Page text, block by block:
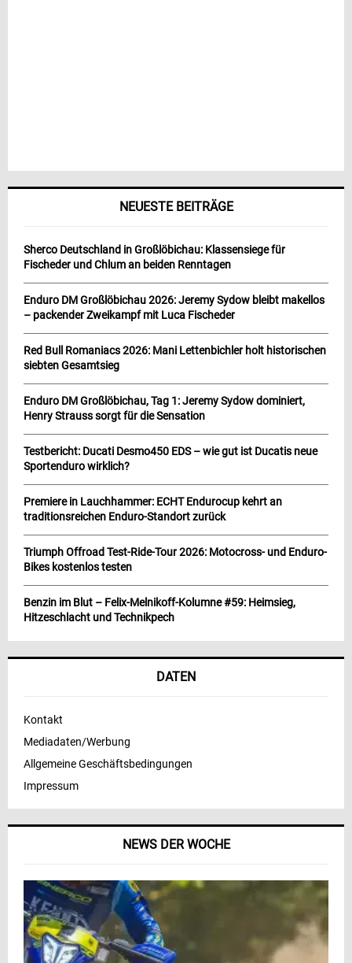
NEWS DER WOCHE
NEUESTE BEITRÄGE
Sherco Deutschland in Großlöbichau: Klassensiege für
Fischeder und Chlum an beiden Renntagen
Enduro DM Großlöbichau 2026: Jeremy Sydow bleibt makellos
– packender Zweikampf mit Luca Fischeder
Red Bull Romaniacs 2026: Mani Lettenbichler holt historischen
siebten Gesamtsieg
Enduro DM Großlöbichau, Tag 1: Jeremy Sydow dominiert,
Henry Strauss sorgt für die Sensation
Testbericht: Ducati Desmo450 EDS – wie gut ist Ducatis neue
Sportenduro wirklich?
Premiere in Lauchhammer: ECHT Endurocup kehrt an
traditionsreichen Enduro-Standort zurück
Triumph Offroad Test-Ride-Tour 2026: Motocross- und Enduro-
Bikes kostenlos testen
Benzin im Blut – Felix-Melnikoff-Kolumne #59: Heimsieg,
Hitzeschlacht und Technikpech
DATEN
Kontakt
Mediadaten/Werbung
Allgemeine Geschäftsbedingungen
Impressum